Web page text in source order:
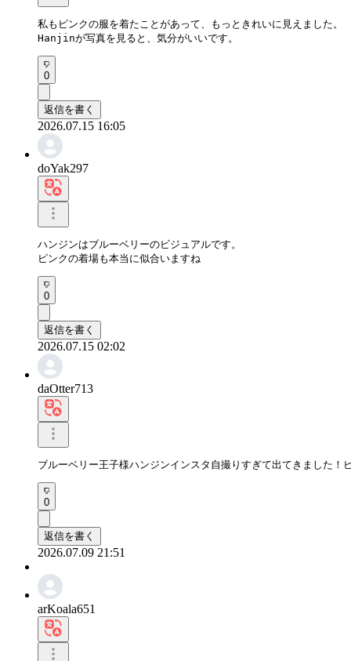
私もピンクの服を着たことがあって、もっときれいに見えました。
Hanjinが写真を見ると、気分がいいです。
0
返信を書く
2026.07.15 16:05
doYak297
ハンジンはブルーベリーのビジュアルです。
ピンクの着場も本当に似合いますね
0
返信を書く
2026.07.15 02:02
daOtter713
ブルーベリー王子様ハンジンインスタ自撮りすぎて出てきました
0
返信を書く
2026.07.09 21:51
arKoala651